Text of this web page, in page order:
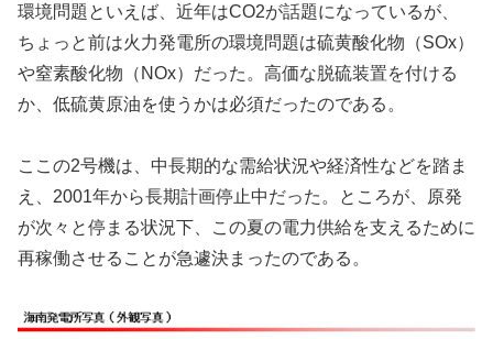
環境問題といえば、近年はCO2が話題になっているが、
ちょっと前は火力発電所の環境問題は硫黄酸化物（SOx）
や窒素酸化物（NOx）だった。高価な脱硫装置を付ける
か、低硫黄原油を使うかは必須だったのである。
ここの2号機は、中長期的な需給状況や経済性などを踏ま
え、2001年から長期計画停止中だった。ところが、原発
が次々と停まる状況下、この夏の電力供給を支えるために
再稼働させることが急遽決まったのである。